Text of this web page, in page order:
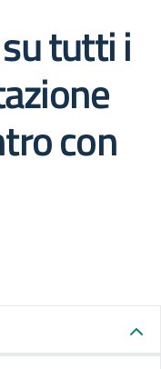
tutti i
con